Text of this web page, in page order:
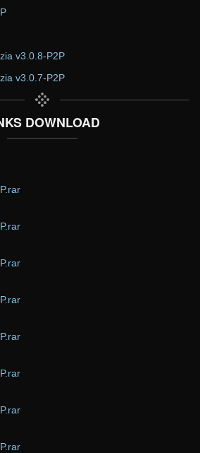
v3.0.8-P2P
v3.0.7-P2P
DOWNLOAD